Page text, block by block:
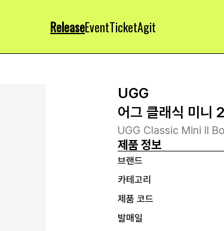
ReleaseEventTicketAgit
UGG
어그 클래식 미니
UGG Classic Mini II
제품 정보
브랜드
카테고리
제품 코드
발매일